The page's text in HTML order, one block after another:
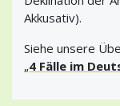
Akkusativ).
Siehe unsere
„4 Fälle im